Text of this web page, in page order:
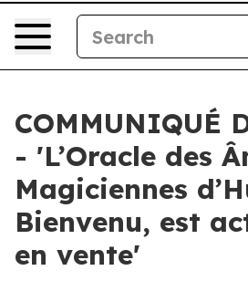
COMMUNIQUÉ
- 'L’Oracle des
Magiciennes
Bienvenu, est
en vente'